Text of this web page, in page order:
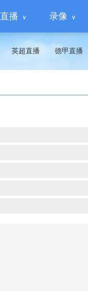
直播 录像
英超直播 德甲直播